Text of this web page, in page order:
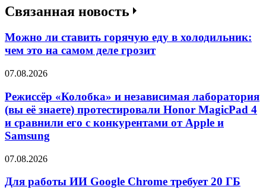
Связанная новость
Можно ли ставить горячую еду в холодильник:
чем это на самом деле грозит
07.08.2026
Режиссёр «Колобка» и независимая лаборатория
(вы её знаете) протестировали Honor MagicPad 4
и сравнили его с конкурентами от Apple и
Samsung
07.08.2026
Для работы ИИ Google Chrome требует 20 ГБ